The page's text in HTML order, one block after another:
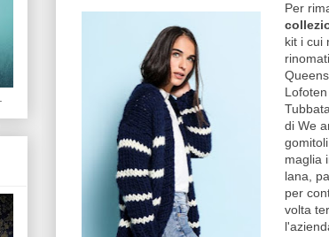
Per
kit i cui
di We
maglia
lana,
per
volta